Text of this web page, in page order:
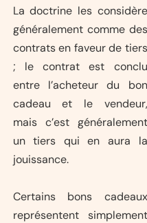
La doctrine les considère
généralement comme des
contrats en faveur de tiers
; le contrat est conclu
entre l’acheteur du bon
cadeau et le vendeur,
mais c’est généralement
un tiers qui en aura la
jouissance.
Certains bons cadeaux
représentent simplement